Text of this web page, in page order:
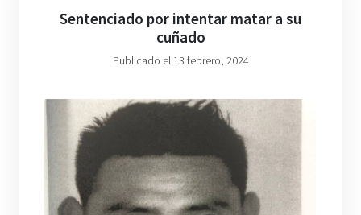
Sentenciado por intentar matar a su
cuñado
Publicado el 13 febrero, 2024